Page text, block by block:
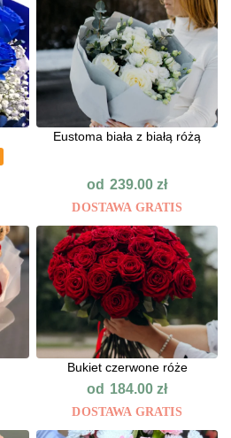
Eustoma biała z białą różą
od 239.00zł
DOSTAWA GRATIS
Bukiet czerwone róże
od 184.00zł
DOSTAWA GRATIS